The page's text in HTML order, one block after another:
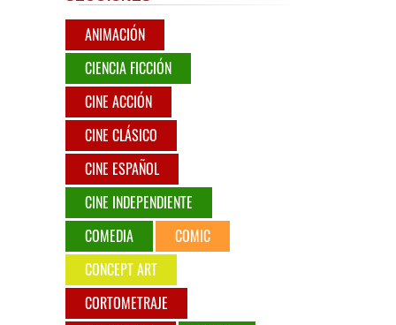
ANIMACIÓN
CIENCIA FICCIÓN
CINE ACCIÓN
CINE CLÁSICO
CINE ESPAÑOL
CINE INDEPENDIENTE
COMEDIA
COMIC
CONCEPT ART
CORTOMETRAJE